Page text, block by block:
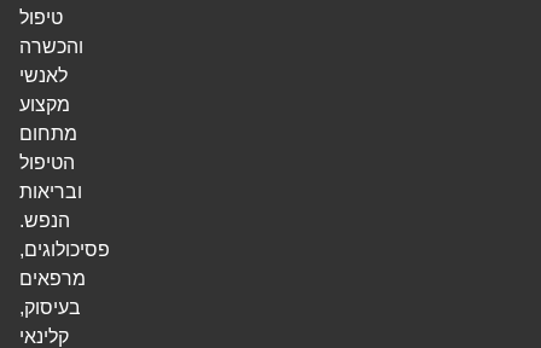
טיפול
והכשרה
לאנשי
מקצוע
מתחום
הטיפול
ובריאות
הנפש.
פסיכולוגים,
מרפאים
בעיסוק,
קלינאי